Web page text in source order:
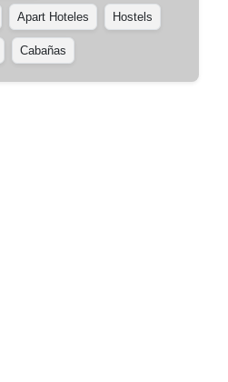
Apart Hoteles Hostels
Cabañas